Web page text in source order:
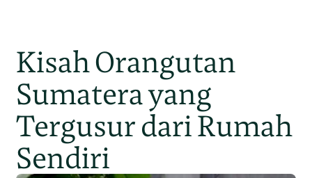
Kisah Orangutan
Sumatera yang
Tergusur dari Rumah
Sendiri